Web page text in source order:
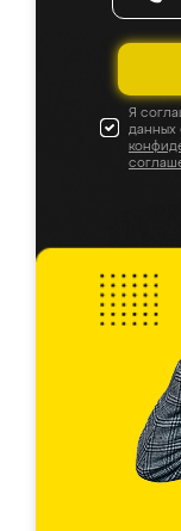
Я
данных